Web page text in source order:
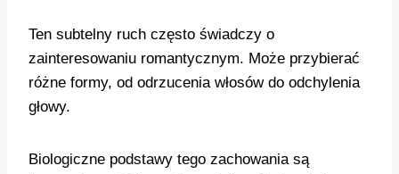
Ten subtelny ruch często świadczy o
zainteresowaniu romantycznym. Może przybierać
różne formy, od odrzucenia włosów do odchylenia
głowy.
Biologiczne podstawy tego zachowania są